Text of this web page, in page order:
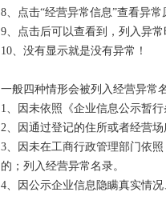
8、点击“经营异常信息”查看异常
9、点击后可以查看到，列入异
10、没有显示就是没有异常！
一般四种情形会被列入经营异常
1、因未依照《企业信息公示暂
2、因通过登记的住所或者经营
3、因未在工商行政管理部门依
的；列入经营异常名录。
4、因公示企业信息隐瞒真实情